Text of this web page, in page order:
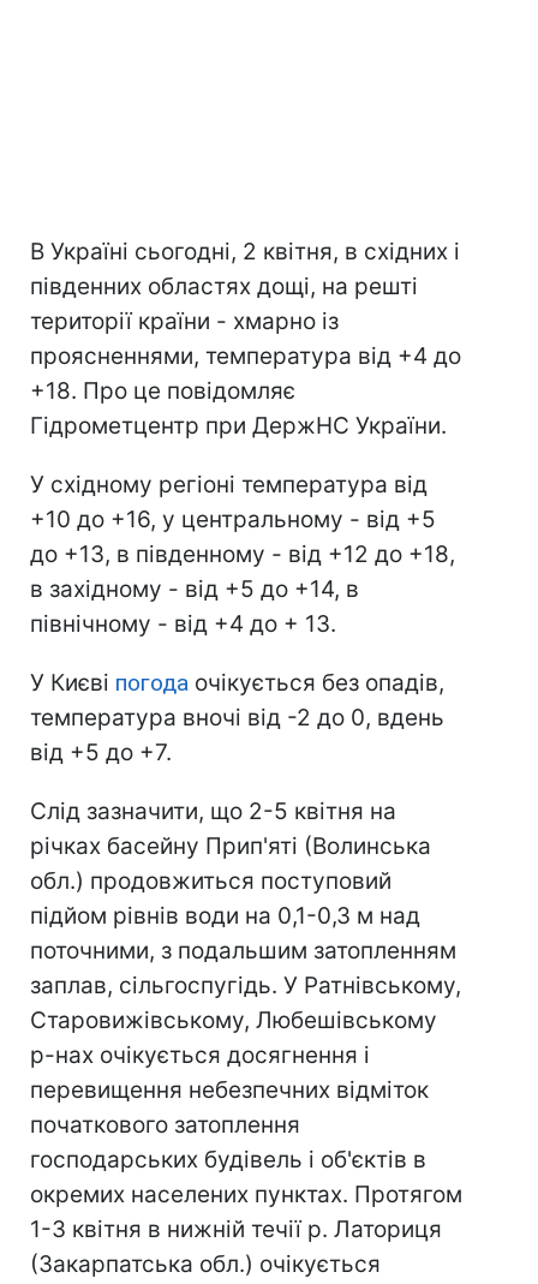
В Україні сьогодні, 2 квітня, в східних і
південних областях дощі, на решті
території країни - хмарно із
проясненнями, температура від +4 до
+18. Про це повідомляє
Гідрометцентр при ДержНС України.
У східному регіоні температура від
+10 до +16, у центральному - від +5
до +13, в південному - від +12 до +18,
в західному - від +5 до +14, в
північному - від +4 до + 13.
У Києві погода очікується без опадів,
температура вночі від -2 до 0, вдень
від +5 до +7.
Слід зазначити, що 2-5 квітня на
річках басейну Прип'яті (Волинська
обл.) продовжиться поступовий
підйом рівнів води на 0,1-0,3 м над
поточними, з подальшим затопленням
заплав, сільгоспугідь. У Ратнівському,
Старовижівському, Любешівському
р-нах очікується досягнення і
перевищення небезпечних відміток
початкового затоплення
господарських будівель і об'єктів в
окремих населених пунктах. Протягом
1-3 квітня в нижній течії р. Латориця
(Закарпатська обл.) очікується